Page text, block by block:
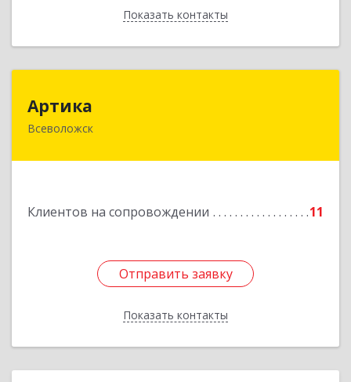
Показать контакты
Назад
Артика
Всеволожск
Клиентов на сопровождении 11
Отправить заявку
Показать контакты
188645, Ленинградская обл, Всеволожск г,
Отправить заявку
Назад